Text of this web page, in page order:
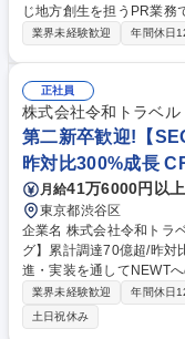
じ地方創生を担うPR業務
ータルサイトで全国へ発
当します。トレンドに合
実施。生産者様を直接訪
成やデザインを担当。更
ディングやSEO対策など
からの問い合わせ対応といった事
銚子市/ふるさと納税の企
業界未経験歓迎 年間休日
正社員
株式会社令和トラベル
第二新卒歓迎!【
昨対比300%成長
月給41万6000円以上
東京都渋谷区
企業名 株式会社令和トラベル 求人名 第二新卒歓迎！【SEOマー
グ】累計調達70億超/昨対比300％成長 仕事の
進・実装を通してNEWT
っていただきます。 SEO
EO施策を企画し、開発・営業な
実装までイチから設計・
業界未経験歓迎 年間休日
土日祝休み